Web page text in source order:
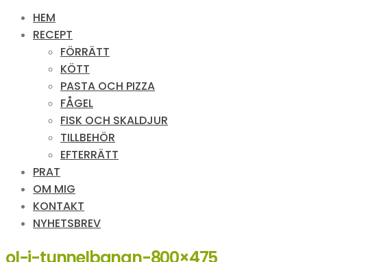
HEM
RECEPT
FÖRRÄTT
KÖTT
PASTA OCH PIZZA
FÅGEL
FISK OCH SKALDJUR
TILLBEHÖR
EFTERRÄTT
PRAT
OM MIG
KONTAKT
NYHETSBREV